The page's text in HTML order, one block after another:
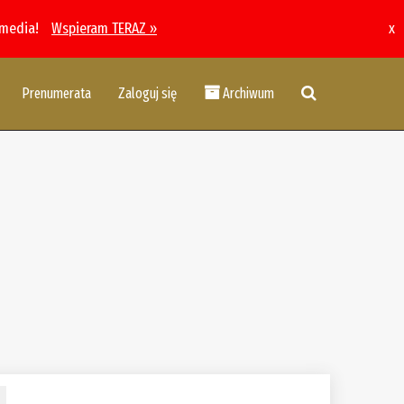
Wspieram TERAZ » x
Prenumerata Zaloguj się Archiwum